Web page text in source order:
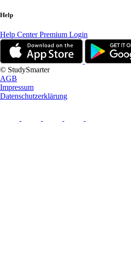
Help
Help CenterPremium Login
© StudySmarter
AGB
Impressum
Datenschutzerklärung